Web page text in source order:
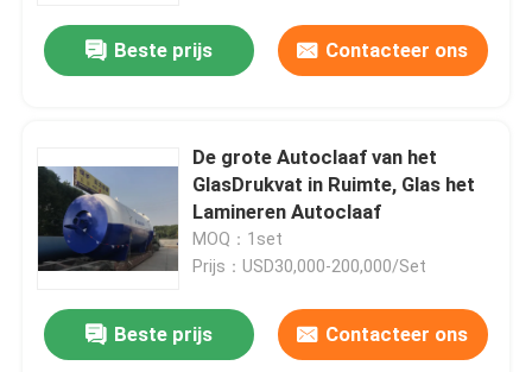
Chemische Opslagtanks
Beste prijs Contacteer ons
De grote Autoclaaf van het
GlasDrukvat in Ruimte, Glas het
Lamineren Autoclaaf
MOQ：1set
Prijs：USD30,000-200,000/Set
Beste prijs Contacteer ons